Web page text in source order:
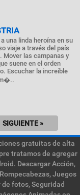
una linda heroína en su
viaje a través del país
Mover las campanas y
suene en el orden
Escuchar la increíble
SIGUIENTE »
gratuitas de alta
tratamos de agregar
Descargar Acción,
Juegos
fotos, Seguridad